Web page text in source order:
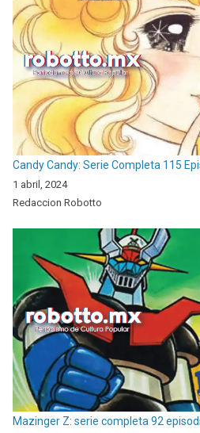
Candy Candy: Serie Completa 115
1 abril, 2024
Redaccion Robotto
Mazinger Z: serie completa 92